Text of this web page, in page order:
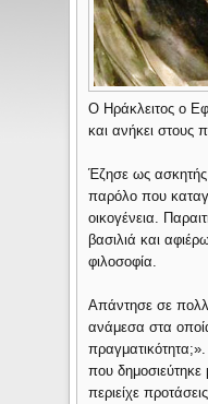
Ο Ηράκλειτος ο
και ανήκει στους
Έζησε ως ασκητής
παρόλο που
οικογένεια.
βασιλιά και
φιλοσοφία.
Απάντησε σε
ανάμεσα στα οποία
που δημοσιεύτηκε
περιείχε